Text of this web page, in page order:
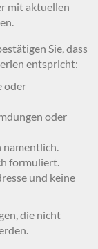
mit aktuellen
Sie, dass
entspricht:
oder
oder
namentlich.
formuliert.
und keine
die nicht